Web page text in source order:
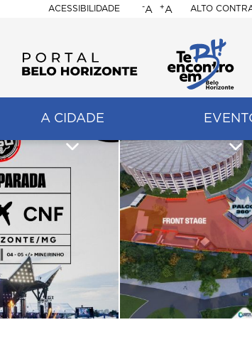
ACESSIBILIDADE
BELO
HORIZONTE
-A +A ALTO
A CIDADE